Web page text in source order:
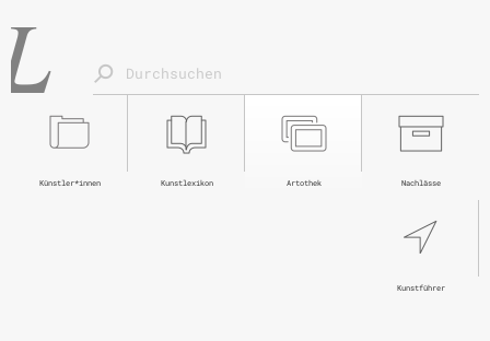
Nachlässe
Artothek
Kunstlexikon
Künstler*innen
Kunstführer